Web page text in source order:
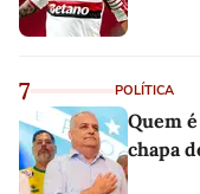
7 POLÍTICA
Quem
chapa